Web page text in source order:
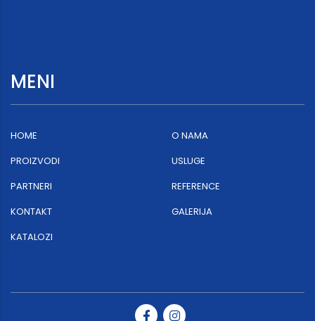
MENI
HOME
O NAMA
PROIZVODI
USLUGE
PARTNERI
REFERENCE
KONTAKT
GALERIJA
KATALOZI